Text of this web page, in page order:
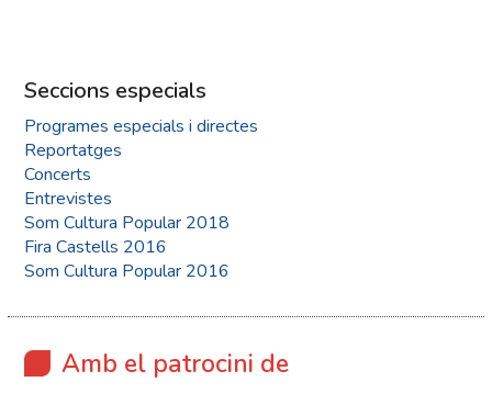
Seccions especials
Programes especials i directes
Reportatges
Concerts
Entrevistes
Som Cultura Popular 2018
Fira Castells 2016
Som Cultura Popular 2016
Amb el patrocini de